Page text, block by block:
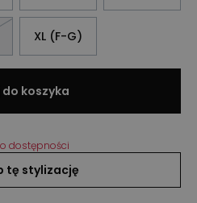
XL (F-G)
koszyka
dostępności
tę stylizację